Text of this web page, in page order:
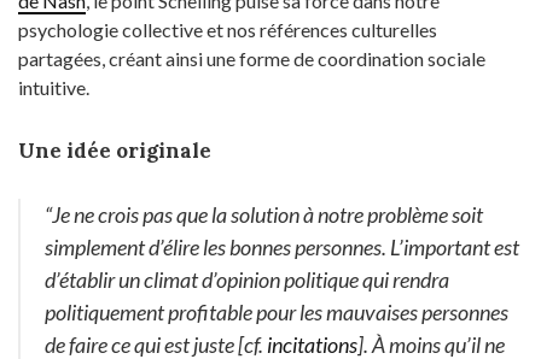
psychologie collective et nos références culturelles
partagées, créant ainsi une forme de coordination sociale
intuitive.
Une idée originale
“Je ne crois pas que la solution à notre problème soit
simplement d’élire les bonnes personnes. L’important est
d’établir un climat d’opinion politique qui rendra
politiquement profitable pour les mauvaises personnes
de faire ce qui est juste [cf. incitations]. À moins qu’il ne